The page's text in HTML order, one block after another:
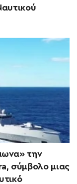
την
σύμβολο μιας